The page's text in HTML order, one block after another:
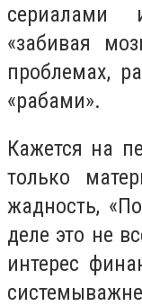
сериалами
«забивая
проблемах,
«рабами».
Кажется на
только
жадность,
деле это не
интерес